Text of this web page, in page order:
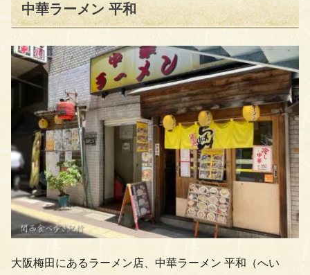
中華ラーメン 平和
大阪梅田にあるラーメン店、中華ラーメン 平和（へい